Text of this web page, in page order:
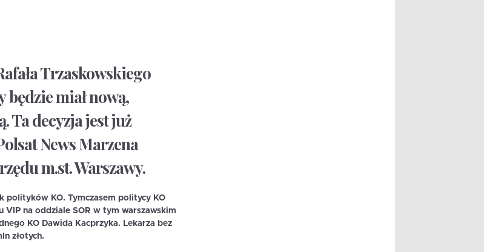
Trzaskowskiego
będzie miał nową,
Ta decyzja jest już
News Marzena
m.st. Warszawy.
polityków KO. Tymczasem politycy KO
na oddziale SOR w tym warszawskim
KO Dawida Kacprzyka. Lekarza bez
złotych.